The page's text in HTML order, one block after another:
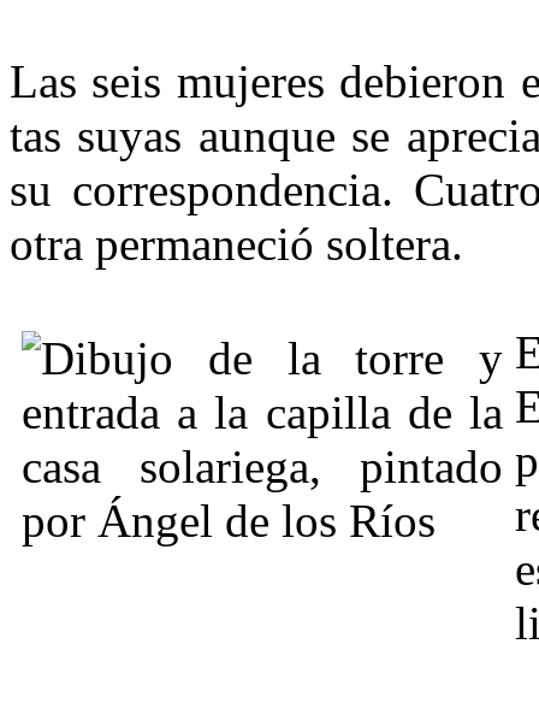
Las seis mujeres debieron
tas suyas aunque se
su correspondencia.
otra per­maneció soltera.